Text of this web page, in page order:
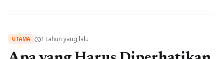
UTAMA schedule1 tahun yang lalu